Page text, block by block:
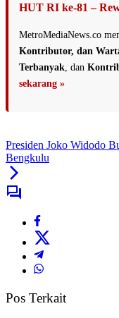
HUT RI ke-81 –
MetroMediaNews.co
Kontributor, dan
Terbanyak , dan
sekarang »
Presiden Joko Widodo
Bengkulu
Pos Terkait